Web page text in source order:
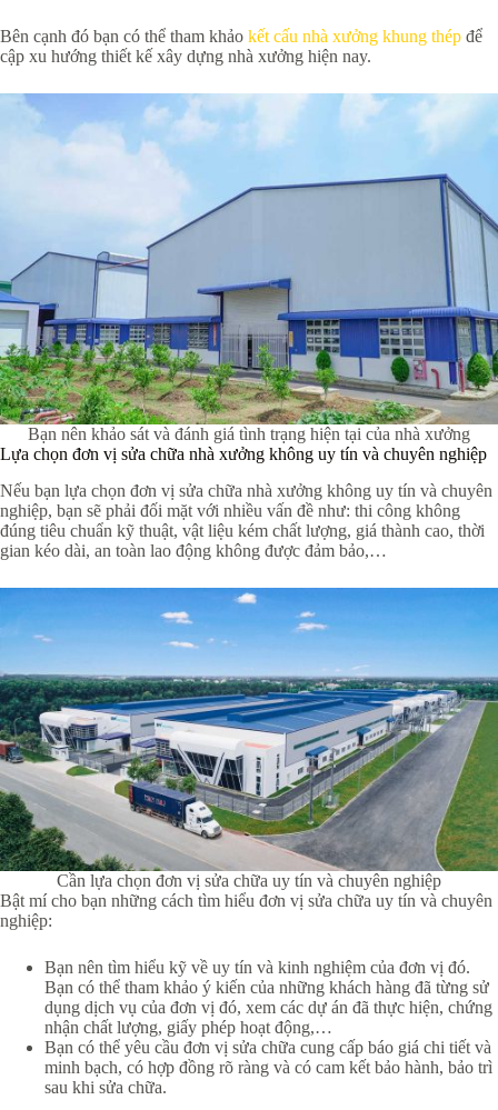
Bên cạnh đó bạn có thể tham khảo kết cấu nhà xưởng khung thép để
cập xu hướng thiết kế xây dựng nhà xưởng hiện nay.
Bạn nên khảo sát và đánh giá tình trạng hiện tại của nhà xưởng
Lựa chọn đơn vị sửa chữa nhà xưởng không uy tín và chuyên nghiệp
Nếu bạn lựa chọn đơn vị sửa chữa nhà xưởng không uy tín và chuyên
nghiệp, bạn sẽ phải đối mặt với nhiều vấn đề như: thi công không
đúng tiêu chuẩn kỹ thuật, vật liệu kém chất lượng, giá thành cao, thời
gian kéo dài, an toàn lao động không được đảm bảo,…
Cần lựa chọn đơn vị sửa chữa uy tín và chuyên nghiệp
Bật mí cho bạn những cách tìm hiểu đơn vị sửa chữa uy tín và chuyên
nghiệp:
Bạn nên tìm hiểu kỹ về uy tín và kinh nghiệm của đơn vị đó.
Bạn có thể tham khảo ý kiến của những khách hàng đã từng sử
dụng dịch vụ của đơn vị đó, xem các dự án đã thực hiện, chứng
nhận chất lượng, giấy phép hoạt động,…
Bạn có thể yêu cầu đơn vị sửa chữa cung cấp báo giá chi tiết và
minh bạch, có hợp đồng rõ ràng và có cam kết bảo hành, bảo trì
sau khi sửa chữa.